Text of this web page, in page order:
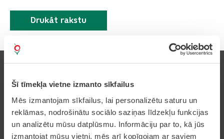
Šī tīmekļa vietne izmanto sīkfailus
Mēs izmantojam sīkfailus, lai personalizētu saturu un
reklāmas, nodrošinātu sociālo saziņas līdzekļu funkcijas
un analizētu mūsu datplūsmu. Informāciju par to, kā jūs
izmantojat mūsu vietni, mēs arī kopīgojam ar saviem
Drukāt rakstu
Pierakstīties uz avīzi